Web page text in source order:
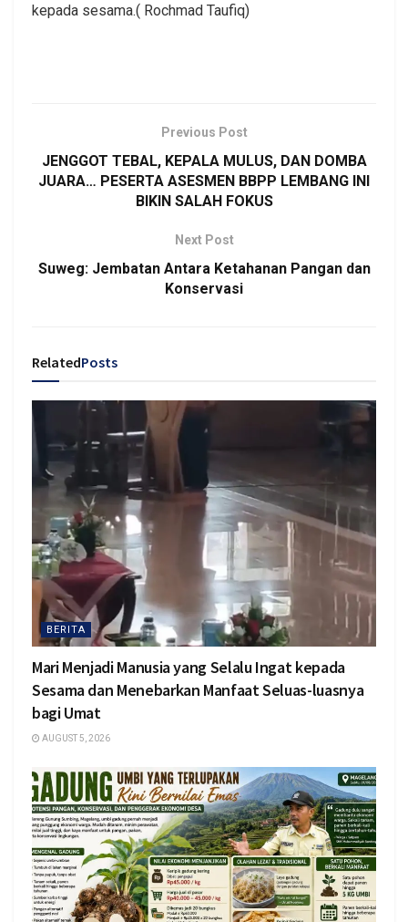
kepada sesama.( Rochmad Taufiq)
Previous Post
JENGGOT TEBAL, KEPALA MULUS, DAN DOMBA
JUARA… PESERTA ASESMEN BBPP LEMBANG INI
BIKIN SALAH FOKUS
Next Post
Suweg: Jembatan Antara Ketahanan Pangan dan
Konservasi
RelatedPosts
BERITA
Mari Menjadi Manusia yang Selalu Ingat kepada
Sesama dan Menebarkan Manfaat Seluas-luasnya
bagi Umat
AUGUST 5, 2026